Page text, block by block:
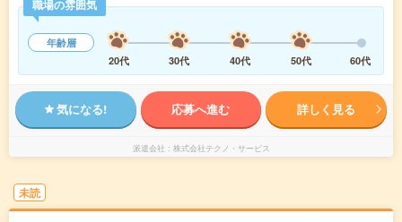
職場の雰囲気
年齢層
20代
30代 40代 50代 60代
気になる! 応募へ進む 詳しく見る
派遣会社 株式会社テクノ・サービス
未読